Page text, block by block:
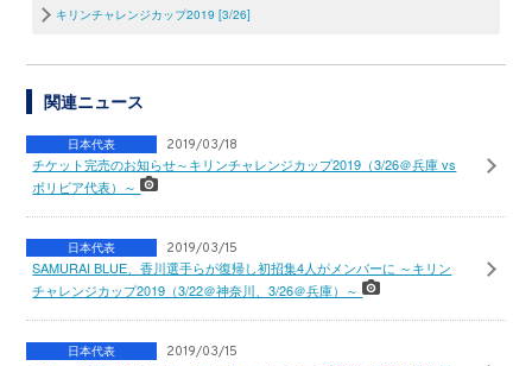
キリンチャレンジカップ2019 [3/26]
関連ニュース
日本代表 2019/03/18
チケット完売のお知らせ～キリンチャレンジカップ2019（3/26＠兵庫 vs
ボリビア代表）～
日本代表 2019/03/15
SAMURAI BLUE、香川選手らが復帰し初招集4人がメンバーに ～キリン
チャレンジカップ2019（3/22＠神奈川、3/26＠兵庫）～
日本代表 2019/03/15